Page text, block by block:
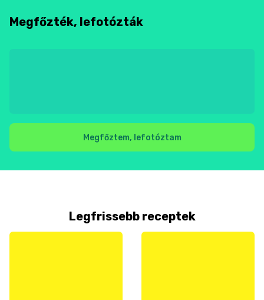
Megfőzték, lefotózták
Megfőztem, lefotóztam
Legfrissebb receptek